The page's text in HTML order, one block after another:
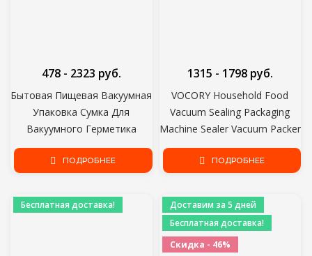
Бытовая Пищевая Вакуумная
Упаковка Сумка Для
Вакуумного Герметика
Вакуумные Мешки Для
хранения Пищевых Свежих
12/15/20/25/28 см*500 см
478 - 2323 руб.
ПОДРОБНЕЕ
VOCORY Household Food
Vacuum Sealing Packaging
Machine Sealer Vacuum Packer
Keep Food Fresh Vacuum
Food Sealer Kitchen Tool
1315 - 1798 руб.
ПОДРОБНЕЕ
Бесплатная доставка!
Доставим за 5 дней
Бесплатная доставка!
Скидка - 46%